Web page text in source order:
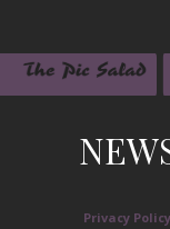
Privacy Policy